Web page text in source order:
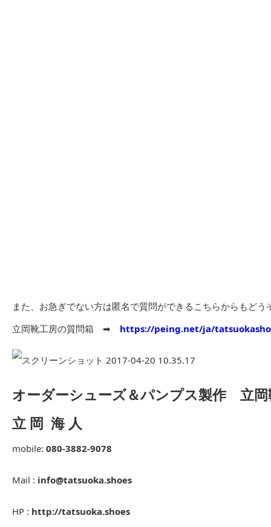
また、お急ぎでない方は匿名で質問ができるこちらからもどう
立岡靴工房の質問箱 ➡︎ https://peing.net/ja/
オーダーシューズ＆パンプス製作 立岡
立 岡 海 人
mobile: 080-3882-9078
Mail : info@tatsuoka.shoes
HP : http://tatsuoka.shoes